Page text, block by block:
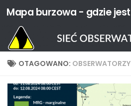
Przejdź do treści
OTAGOWANO: OBSERWATORZY